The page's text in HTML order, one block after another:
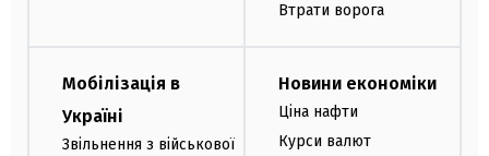
Втрати ворога
Мобілізація в
Україні
Звільнення з військової
Новини економіки
Ціна нафти
Курси валют